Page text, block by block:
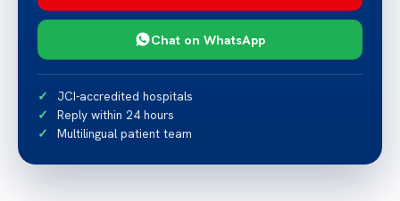
Chat on WhatsApp
JCI-accredited hospitals
Reply within 24 hours
Multilingual patient team